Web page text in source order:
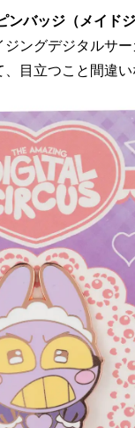
ンバッジ（メイドジ
ングデジタルサ
目立つこと間違い